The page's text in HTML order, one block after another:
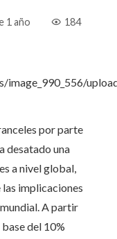
1 año 184
por parte
desatado una
a nivel global,
implicaciones
A partir
del 10%